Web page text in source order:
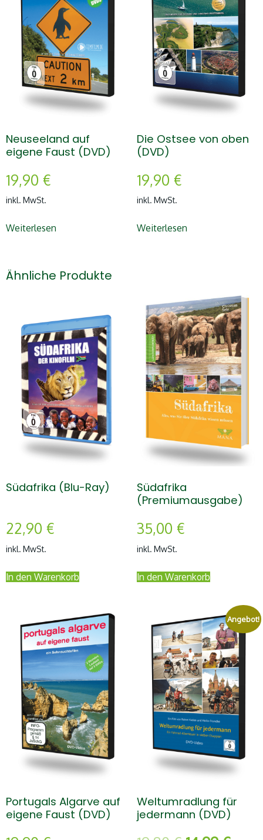
Neuseeland auf
eigene Faust (DVD)
19,90 €
inkl. MwSt.
Weiterlesen
Die Ostsee von oben
(DVD)
19,90 €
inkl. MwSt.
Weiterlesen
Ähnliche Produkte
Südafrika (Blu-Ray)
22,90 €
inkl. MwSt.
In den Warenkorb
Südafrika
(Premiumausgabe)
35,00 €
inkl. MwSt.
In den Warenkorb
Portugals Algarve auf
eigene Faust (DVD)
Angebot!
Weltumradlung für
jedermann (DVD)